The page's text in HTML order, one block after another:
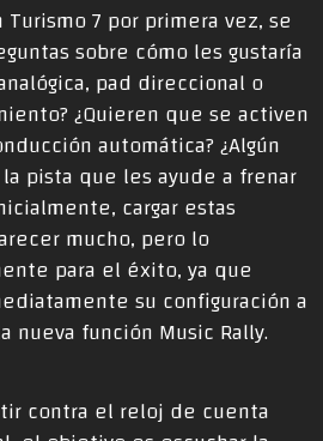
Turismo 7 por primera vez, se
sobre cómo les gustaría
pad direccional o
¿Quieren que se activen
automática? ¿Algún
pista que les ayude a frenar
cargar estas
mucho, pero lo
para el éxito, ya que
su configuración a
nueva función Music Rally.
contra el reloj de cuenta